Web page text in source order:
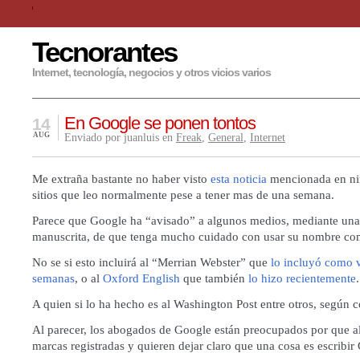
Tecnorantes
Internet, tecnología, negocios y otros vicios varios
En Google se ponen tontos
14
AUG Enviado por juanluis en Freak, General, Internet
Me extraña bastante no haber visto esta noticia mencionada en
sitios que leo normalmente pese a tener mas de una semana.
Parece que Google ha “avisado” a algunos medios, mediante
manuscrita, de que tenga mucho cuidado con usar su nombre
No se si esto incluirá al “Merrian Webster” que lo incluyó como
semanas, o al Oxford English que también lo hizo recientemente.
A quien si lo ha hecho es al Washington Post entre otros, según
Al parecer, los abogados de Google están preocupados por que
marcas registradas y quieren dejar claro que una cosa es